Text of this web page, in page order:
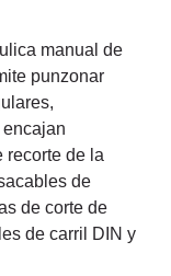
manual de
punzonar
recorte de la
de
de corte de
de carril DIN y